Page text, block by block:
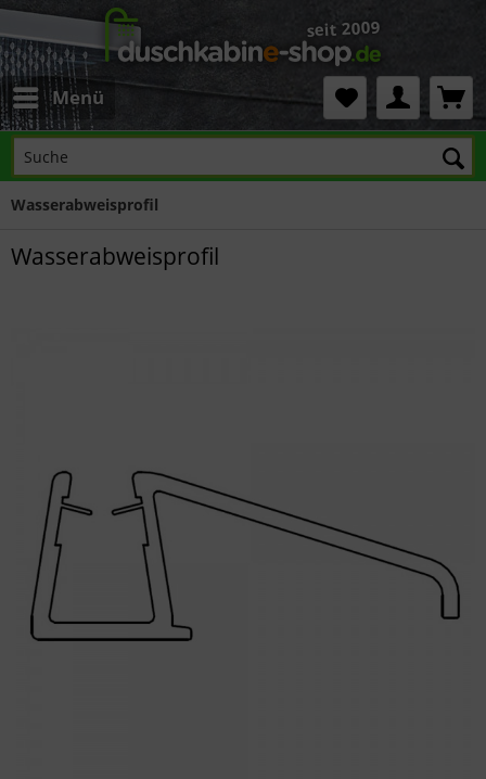
Menü
Wasserabweisprofil
Wasserabweisprofil